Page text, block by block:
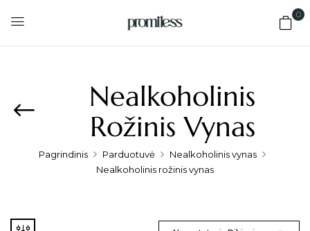
0
Nealkoholinis
Rožinis Vynas
Pagrindinis Parduotuvė
Nealkoholinis vynas
Nealkoholinis rožinis vynas